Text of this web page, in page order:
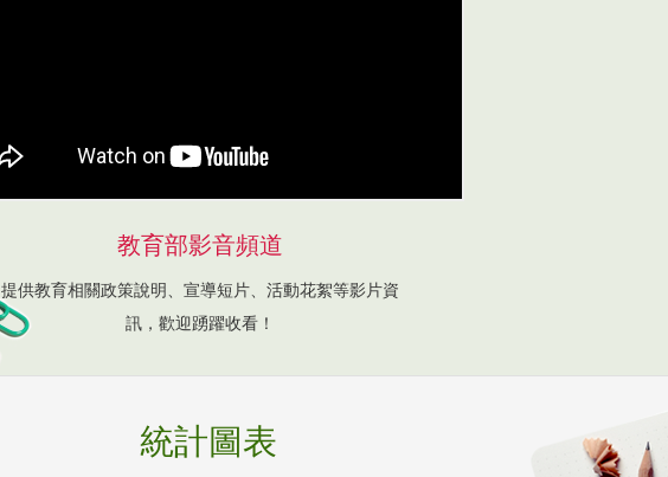
教育部影音頻道
提供教育相關政策說明、宣導短片、活動花絮等影片資
訊，歡迎踴躍收看！
統計圖表